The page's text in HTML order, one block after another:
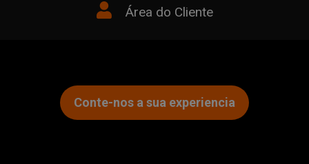
Área do Cliente
Conte-nos a sua experiencia